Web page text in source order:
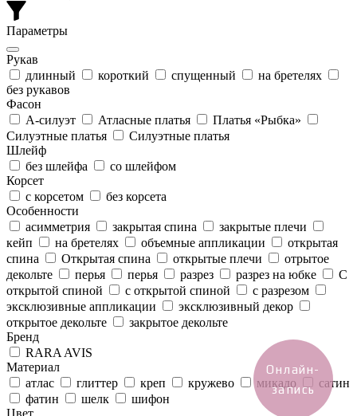
Параметры
Рукав
длинный
короткий спущенный
на бретелях
без рукавов
Фасон
А-силуэт
Атласные платья
Платья «Рыбка»
Силуэтные платья
Силуэтные платья
Шлейф
без шлейфа
со шлейфом
Корсет
с корсетом
без корсета
Особенности
асимметрия
закрытая спина
закрытые плечи
кейп
на бретелях объемные аппликации
открытая
спина
Открытая спина открытые плечи
отрытое
декольте
перья перья разрез разрез на юбке
С
открытой спиной
с открытой спиной
с разрезом
эксклюзивные аппликации
эксклюзивный декор
открытое декольте
закрытое декольте
Бренд
RARA AVIS
Материал
атлас
глиттер креп кружево микадо
сатин
фатин
шелк
шифон
Цвет
Онлайн-
запись